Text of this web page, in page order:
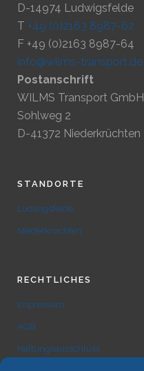
D-14974 Ludwigsfelde
T +49 (0)2163 8987-62
F +49 (0)2163 8987-64
info@wilms-transport.de
Postanschrift
WILMS Transport GmbH
Sohlweg 2
D-41372 Niederkrüchten
STANDORTE
Ludwigsfelde
Niederkrüchten
RECHTLICHES
Impressum
AGB
Haftungsausschluss